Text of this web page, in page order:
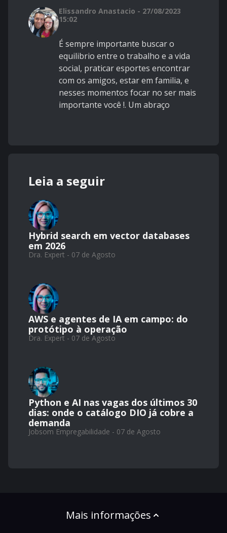
Elissandro Anastacio - 27/08/2023
15:02
É sempre importante buscar o
equilibrio entre o trabalho e a vida
social, praticar esportes encontrar
com os amigos, estar em familia, e
nesses momentos focar no ser mais
importante você !. Um abraço
Leia a seguir
Hybrid search em vector databases
em 2026
Dra. Expert - 07 de Agosto
AWS e agentes de IA em campo: do
protótipo à operação
Dra. Expert - 07 de Agosto
Python e AI nas vagas dos últimos 30
dias: onde o catálogo DIO já cobre a
demanda
Jobsom Empregabilidade - 07 de Agosto
Mais informações